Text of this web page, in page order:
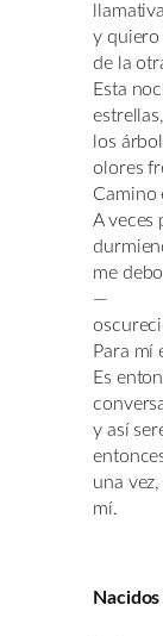
y quiero
de la
Esta
estrellas,
los
olores
Camino
A veces
me
—
Para mí
Es
y así
una
mí.